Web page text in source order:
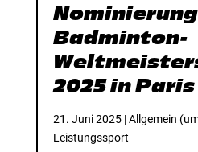
Badminton-
2025 in Paris
21. Juni 2025|Allgemein
Leistungssport